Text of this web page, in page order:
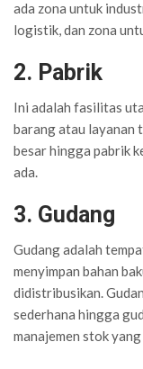
ada zona untuk
logistik, dan zona
2. Pabrik
Ini adalah fasilitas
barang atau layanan
besar hingga pabrik
ada.
3. Gudang
Gudang adalah
menyimpan bahan
didistribusikan.
sederhana hingga
manajemen stok